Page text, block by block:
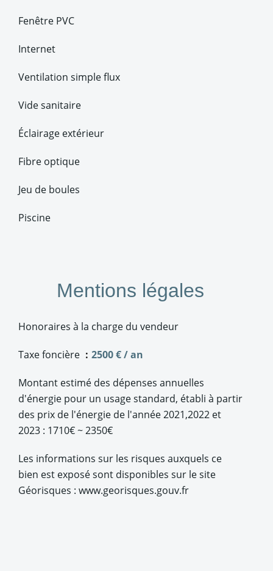
Fenêtre PVC
Internet
Ventilation simple flux
Vide sanitaire
Éclairage extérieur
Fibre optique
Jeu de boules
Piscine
Mentions légales
Honoraires à la charge du vendeur
Taxe foncière 2500 € / an
Montant estimé des dépenses annuelles
d'énergie pour un usage standard, établi à partir
des prix de l'énergie de l'année 2021,2022 et
2023 : 1710€ ~ 2350€
Les informations sur les risques auxquels ce
bien est exposé sont disponibles sur le site
Géorisques : www.georisques.gouv.fr